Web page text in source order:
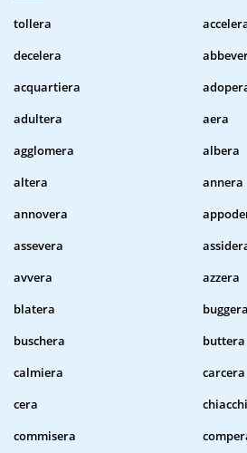
tollera
decelera
acquartiera
adultera
aera
agglomera
albera
altera
annera
annovera
assevera
avvera
azzera
blatera
buggera
buschera
buttera
calmiera
carcera
cera
commisera